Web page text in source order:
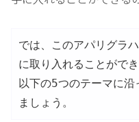
では、このアパリグラ
に取り入れることがで
以下の5つのテーマに沿
ましょう。